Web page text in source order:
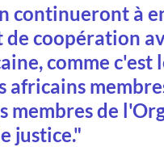
continueront à
coopération
comme c'est
africains
membres de
justice."